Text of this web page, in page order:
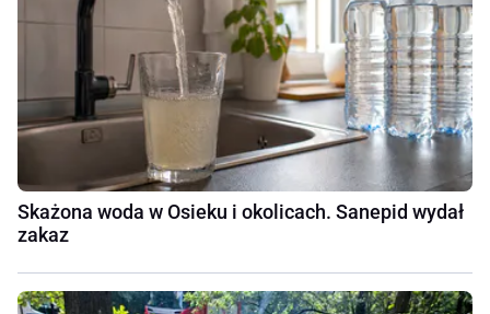
Skażona woda w Osieku i okolicach. Sanepid wydał
zakaz